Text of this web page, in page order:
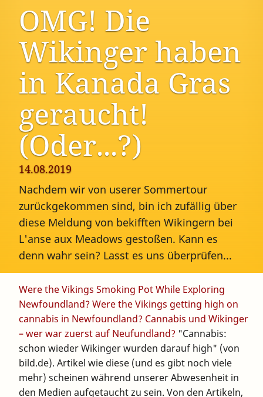
OMG! Die
Wikinger haben
in Kanada Gras
geraucht!
(Oder...?)
14.08.2019
Nachdem wir von userer Sommertour
zurückgekommen sind, bin ich zufällig über
diese Meldung von bekifften Wikingern bei
L'anse aux Meadows gestoßen. Kann es
denn wahr sein? Lasst es uns überprüfen...
Were the Vikings Smoking Pot While Exploring
Newfoundland?Were the Vikings getting high on
cannabis in Newfoundland? Cannabis und Wikinger
– wer war zuerst auf Neufundland? "Cannabis:
schon wieder Wikinger wurden darauf high" (von
bild.de). Artikel wie diese (und es gibt noch viele
mehr) scheinen während unserer Abwesenheit in
den Medien aufgetaucht zu sein. Von den Artikeln,